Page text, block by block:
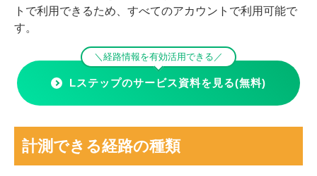
トで利用できるため、すべてのアカウントで利用可能で
す。
＼経路情報を有効活用できる／
Lステップのサービス資料を見る(無料)
計測できる経路の種類